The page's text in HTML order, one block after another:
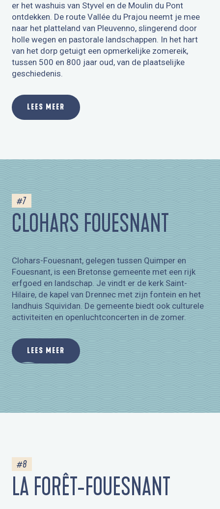
er het washuis van Styvel en de Moulin du Pont
ontdekken. De route Vallée du Prajou neemt je mee
naar het platteland van Pleuvenno, slingerend door
holle wegen en pastorale landschappen. In het hart
van het dorp getuigt een opmerkelijke zomereik,
tussen 500 en 800 jaar oud, van de plaatselijke
geschiedenis.
LEES MEER
#7
CLOHARS FOUESNANT
Clohars-Fouesnant, gelegen tussen Quimper en
Fouesnant, is een Bretonse gemeente met een rijk
erfgoed en landschap. Je vindt er de kerk Saint-
Hilaire, de kapel van Drennec met zijn fontein en het
landhuis Squividan. De gemeente biedt ook culturele
activiteiten en openluchtconcerten in de zomer.
LEES MEER
#8
LA FORÊT-FOUESNANT